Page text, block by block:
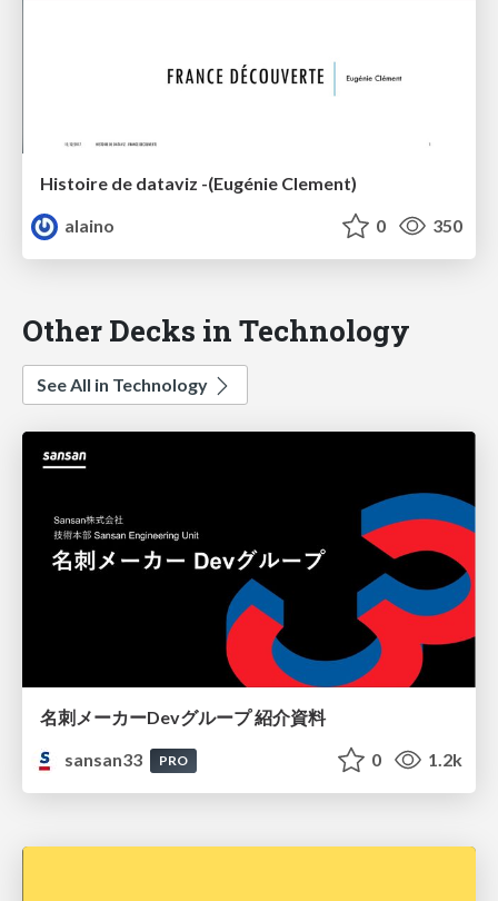
Histoire de dataviz -(Eugénie Clement)
alaino
0 350
Other Decks in Technology
See All in Technology
名刺メーカーDevグループ 紹介資料
sansan33
PRO 0 1.2k